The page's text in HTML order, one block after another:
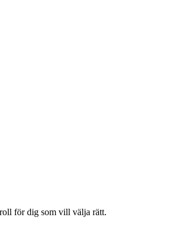
för dig som vill välja rätt.